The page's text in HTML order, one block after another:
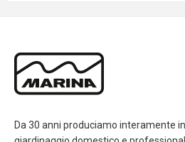
Da 30 anni produciamo interamente